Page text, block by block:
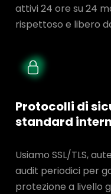
attivi 24 ore su 24
rispettoso e libero
Protocolli di
standard
Usiamo SSL/TLS,
audit periodici per
protezione a livello